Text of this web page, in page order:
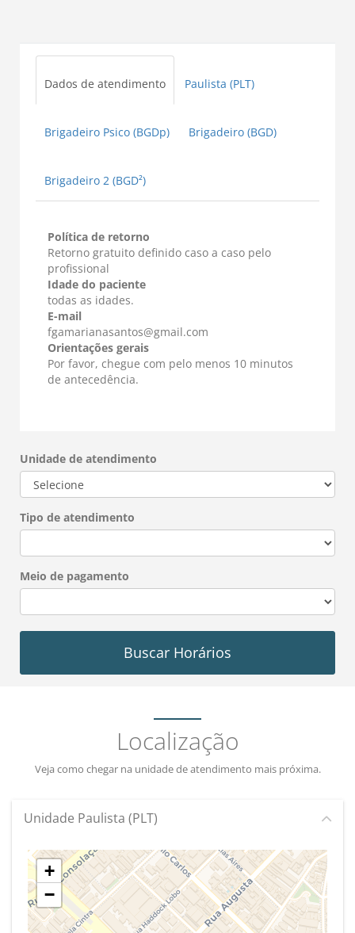
Dados de atendimento Paulista (PLT)
Brigadeiro Psico (BGDp) Brigadeiro (BGD)
Brigadeiro 2 (BGD²)
Política de retorno
Retorno gratuito definido caso a caso pelo
profissional
Idade do paciente
todas as idades.
E-mail
fgamarianasantos@gmail.com
Orientações gerais
Por favor, chegue com pelo menos 10 minutos
de antecedência.
Unidade de atendimento
Tipo de atendimento
Meio de pagamento
Buscar Horários
Localização
Veja como chegar na unidade de atendimento mais próxima.
Unidade Paulista (PLT)
+
−